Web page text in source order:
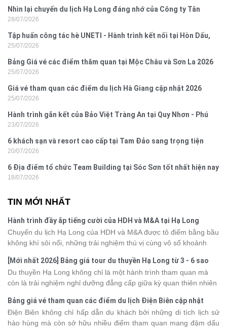
Nhìn lại chuyến du lịch Hạ Long đáng nhớ của Công ty Tân
Hưng 2026
28/07/2026
Tập huấn công tác hè UNETI - Hành trình kết nối tại Hòn Dấu,
Đồ Sơn
25/07/2026
Bảng Giá vé các điểm thăm quan tại Mộc Châu và Sơn La 2026
25/07/2026
Giá vé tham quan các điểm du lịch Hà Giang cập nhật 2026
25/07/2026
Hành trình gắn kết của Bảo Việt Tràng An tại Quy Nhơn - Phú
Yên
23/07/2026
6 khách sạn và resort cao cấp tại Tam Đảo sang trọng tiện
nghi
20/07/2026
6 Địa điểm tổ chức Team Building tại Sóc Sơn tốt nhất hiện nay
18/07/2026
TIN MỚI NHẤT
Hành trình đầy ắp tiếng cười của HDH và M&A tại Hạ Long
Chuyến du lịch Hạ Long của HDH và M&A được tô điểm bằng bầu
không khí sôi nổi, những trải nghiệm thú vị cùng vô số khoảnh
phút giây đồng hành bên nhau, tất cả đã tạo nên một chuyến đi
tràn đầy cảm xúc và dấu ấn khó quên.
[Mới nhất 2026] Bảng giá tour du thuyền Hạ Long từ 3 - 6 sao
Du thuyền Hạ Long không chỉ là một hành trình tham quan mà
còn là trải nghiệm nghỉ dưỡng đẳng cấp giữa kỳ quan thiên nhiên
khác nhau, khiến nhiều du khách băn khoăn khi lựa chọn. Bài viết
dưới đây sẽ cập nhật bảng giá tour du thuyền Hạ Long mới nhất
2026 từ 3 - 6 sao, giúp bạn dễ dàng so sánh và tìm được hành
Bảng giá vé tham quan các điểm du lịch Điện Biên cập nhật
2026
Điện Biên không chỉ hấp dẫn du khách bởi những di tích lịch sử
hào hùng mà còn sở hữu nhiều điểm tham quan mang đậm dấu